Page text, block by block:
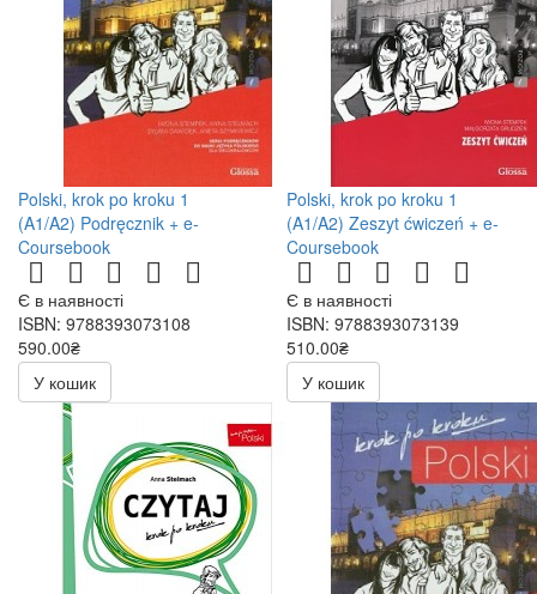
Polski, krok po kroku 1
(A1/A2) Podręcznik + e-
Coursebook
Є в наявності
ISBN: 9788393073108
590.00₴
У кошик
Polski, krok po kroku 1
(A1/A2) Zeszyt ćwiczeń + e-
Coursebook
Є в наявності
ISBN: 9788393073139
510.00₴
У кошик